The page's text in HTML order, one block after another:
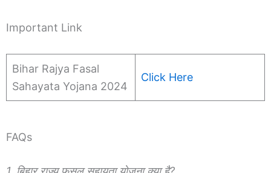
Important Link
Bihar Rajya Fasal
Sahayata Yojana 2024
Click Here
FAQs